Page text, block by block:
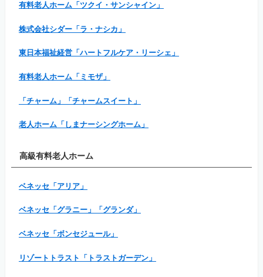
有料老人ホーム「ツクイ・サンシャイン」
株式会社シダー「ラ・ナシカ」
東日本福祉経営「ハートフルケア・リーシェ」
有料老人ホーム「ミモザ」
「チャーム」「チャームスイート」
老人ホーム「しまナーシングホーム」
高級有料老人ホーム
ベネッセ「アリア」
ベネッセ「グラニー」「グランダ」
ベネッセ「ボンセジュール」
リゾートトラスト「トラストガーデン」